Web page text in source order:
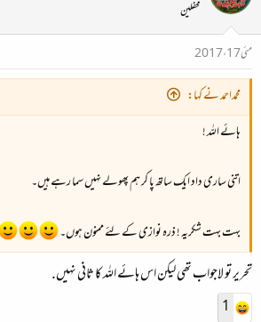
محفلین
مئی 17، 2017
محمداحمد نے کہا:
ہائے اللہ !
اتنی ساری داد ایک ساتھ پا کر ہم پھولے نہیں سما رہے ہیں۔
بہت بہت شکریہ ! ذرہ نوازی کے لئے ممنون ہوں۔
تحریر تو لاجواب تھی لیکن اس ہائے اللہ کا ثانی نہیں.
1